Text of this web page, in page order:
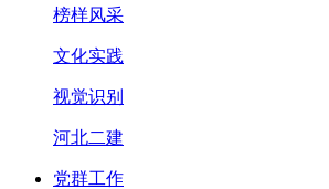
榜样风采
文化实践
视觉识别
河北二建
党群工作